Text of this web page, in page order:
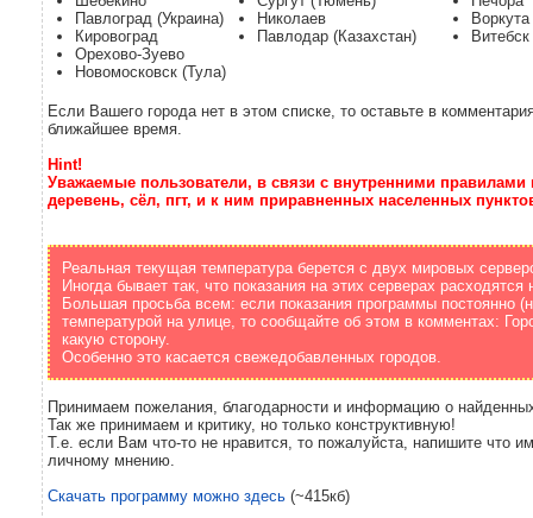
Павлоград (Украина)
Кировоград
Орехово-Зуево
Новомосковск (Тула)
Николаев
Павлодар (Казахстан)
Воркута
Витебск
Если Вашего города нет в этом списке, то оставьте в
ближайшее время.
Hint!
Уважаемые пользователи, в связи с внутренними правилами
деревень, сёл, пгт, и к ним приравненных населенных
Реальная текущая температура берется с двух мировых
Иногда бывает так, что показания на этих серверах расходятся
Большая просьба всем: если показания программы постоянно
температурой на улице, то сообщайте об этом в комментах:
какую сторону.
Особенно это касается свежедобавленных городов.
Принимаем пожелания, благодарности и информацию о
Так же принимаем и критику, но только конструктивную!
Т.е. если Вам что-то не нравится, то пожалуйста, напишите что
личному мнению.
Скачать программу можно здесь (~415кб)